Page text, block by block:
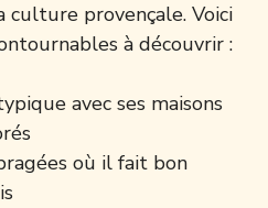
culture provençale. Voici
à découvrir :
avec ses maisons
où il fait bon